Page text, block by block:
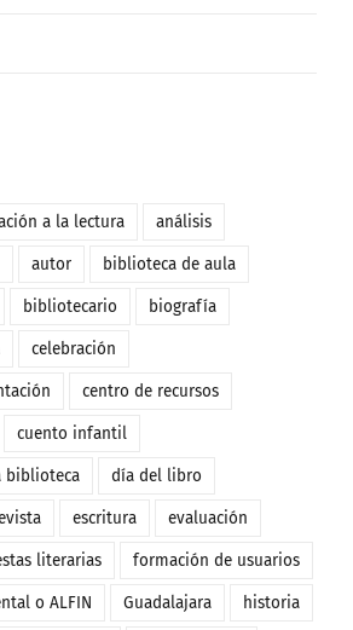
a la lectura análisis
autor biblioteca de aula
bibliotecario biografía
celebración
centro de recursos
cuento infantil
biblioteca día del libro
escritura evaluación
literarias formación de usuarios
o ALFIN Guadalajara historia